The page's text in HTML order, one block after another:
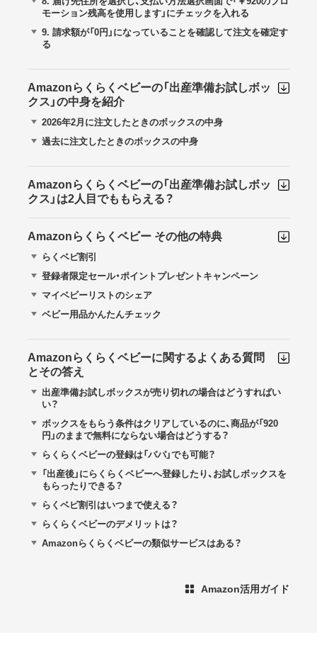
モーション残高を使用します」にチェックを入れる
9. 請求額が「0円」になっていることを確認して注文を確定す
る
Amazonらくらくベビーの「出産準備お試しボッ
クス」の中身を紹介
2026年2月に注文したときのボックスの中身
過去に注文したときのボックスの中身
Amazonらくらくベビーの「出産準備お試しボッ
クス」は2人目でももらえる？
Amazonらくらくベビー その他の特典
らくベビ割引
登録者限定セール・ポイントプレゼントキャンペーン
マイベビーリストのシェア
ベビー用品かんたんチェック
Amazonらくらくベビーに関するよくある質問
とその答え
出産準備お試しボックスが売り切れの場合はどうすればい
い？
ボックスをもらう条件はクリアしているのに、商品が「920
円」のままで無料にならない場合はどうする？
らくらくベビーの登録は「パパ」でも可能？
「出産後」にらくらくベビーへ登録したり、お試しボックスを
もらったりできる？
らくベビ割引はいつまで使える？
らくらくベビーのデメリットは？
Amazonらくらくベビーの類似サービスはある？
Amazon活用ガイド